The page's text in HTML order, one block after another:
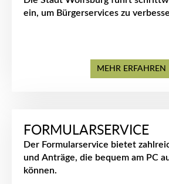
ein, um Bürgerservices zu
MEHR ERFAHREN
FORMULARSERVICE
Der Formularservice bietet
und Anträge, die bequem am PC
können.